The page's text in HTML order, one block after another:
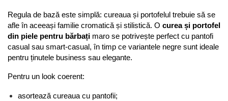
Regula de bază este simplă: cureaua și portofelul trebuie să se
afle în aceeași familie cromatică și stilistică. O curea și portofel
din piele pentru bărbați maro se potrivește perfect cu pantofi
casual sau smart-casual, în timp ce variantele negre sunt ideale
pentru ținutele business sau elegante.
Pentru un look coerent:
asortează cureaua cu pantofii;